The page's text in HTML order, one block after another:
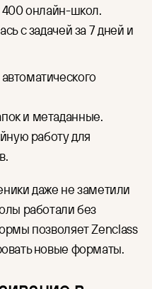
400 онлайн-школ.
с задачей за 7 дней и
и метаданные.
работу для
даже не заметили
работали без
позволяет Zenclass
новые форматы.